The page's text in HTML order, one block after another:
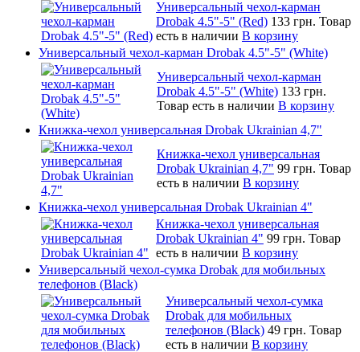
Универсальный чехол-карман
Drobak 4.5"-5" (Red) 133 грн. Товар
есть в наличии В корзину
Универсальный чехол-карман Drobak 4.5"-5" (White)
Универсальный чехол-карман
Drobak 4.5"-5" (White) 133 грн.
Товар есть в наличии В корзину
Книжка-чехол универсальная Drobak Ukrainian 4,7"
Книжка-чехол универсальная
Drobak Ukrainian 4,7" 99 грн. Товар
есть в наличии В корзину
Книжка-чехол универсальная Drobak Ukrainian 4"
Книжка-чехол универсальная
Drobak Ukrainian 4" 99 грн. Товар
есть в наличии В корзину
Универсальный чехол-сумка Drobak для мобильных
телефонов (Black)
Универсальный чехол-сумка
Drobak для мобильных
телефонов (Black) 49 грн. Товар
есть в наличии В корзину